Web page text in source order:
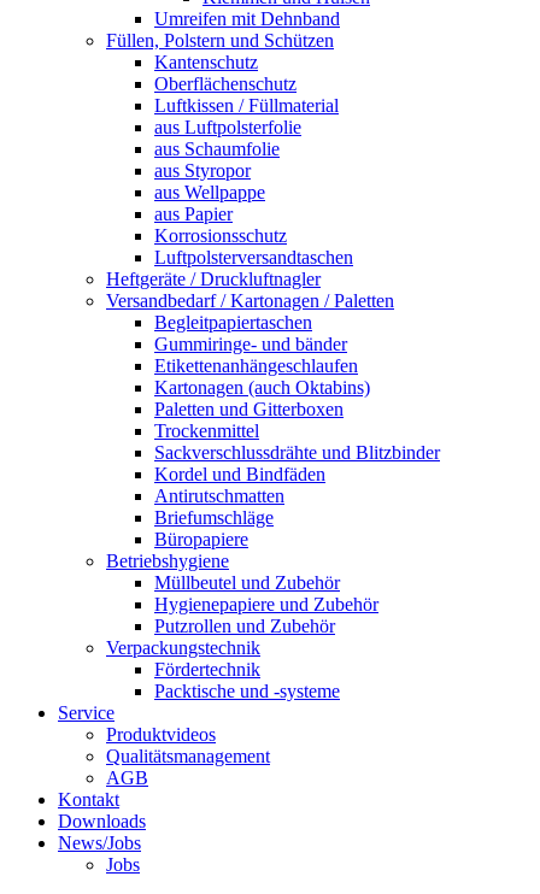
Umreifen mit Dehnband
Füllen, Polstern und Schützen
Kantenschutz
Oberflächenschutz
Luftkissen / Füllmaterial
aus Luftpolsterfolie
aus Schaumfolie
aus Styropor
aus Wellpappe
aus Papier
Korrosionsschutz
Luftpolsterversandtaschen
Heftgeräte / Druckluftnagler
Versandbedarf / Kartonagen / Paletten
Begleitpapiertaschen
Gummiringe- und bänder
Etikettenanhängeschlaufen
Kartonagen (auch Oktabins)
Paletten und Gitterboxen
Trockenmittel
Sackverschlussdrähte und Blitzbinder
Kordel und Bindfäden
Antirutschmatten
Briefumschläge
Büropapiere
Betriebshygiene
Müllbeutel und Zubehör
Hygienepapiere und Zubehör
Putzrollen und Zubehör
Verpackungstechnik
Fördertechnik
Packtische und -systeme
Service
Produktvideos
Qualitätsmanagement
AGB
Kontakt
Downloads
News/Jobs
Jobs